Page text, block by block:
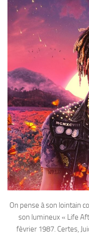
On pense à son lointain
son lumineux « Life
fèvrier 1987. Certes,